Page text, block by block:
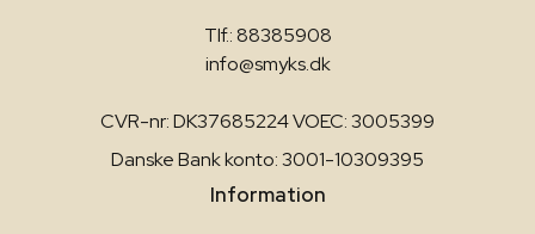
Tlf.: 88385908
info@smyks.dk
CVR-nr: DK37685224 VOEC: 3005399
Danske Bank konto: 3001-10309395
Information